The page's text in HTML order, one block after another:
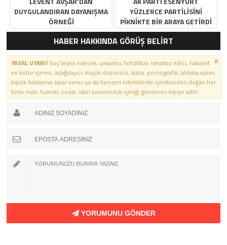
DUYGULANDIRAN DAYANIŞMA
ÖRNEĞI
YÜZLERCE PARTILISINI
PIKNIKTE BIR ARAYA GETIRDI
HABER HAKKINDA GÖRÜŞ BELİRT
YASAL UYARI! Suç teşkil edecek, yasadışı, tehditkar, rahatsız edici, hakaret
ve küfür içeren, aşağılayıcı, küçük düşürücü, kaba, pornografik, ahlaka aykırı,
kişilik haklarına zarar verici ya da benzeri niteliklerde içeriklerden doğan her
türlü mali, hukuki, cezai, idari sorumluluk içeriği gönderen kişiye aittir.
YORUMUNU GÖNDER